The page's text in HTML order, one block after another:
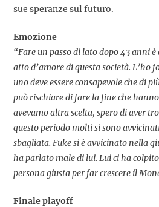
sue speranze sul futuro.
Emozione
“Fare un passo di lato dopo 43 anni
atto d’amore di questa società. L’ho
uno deve essere consapevole che di
può rischiare di fare la fine che
avevamo altra scelta, spero di aver
questo periodo molti si sono
sbagliata. Fuke si è avvicinato nella
ha parlato male di lui. Lui ci ha
persona giusta per far crescere il
Finale playoff